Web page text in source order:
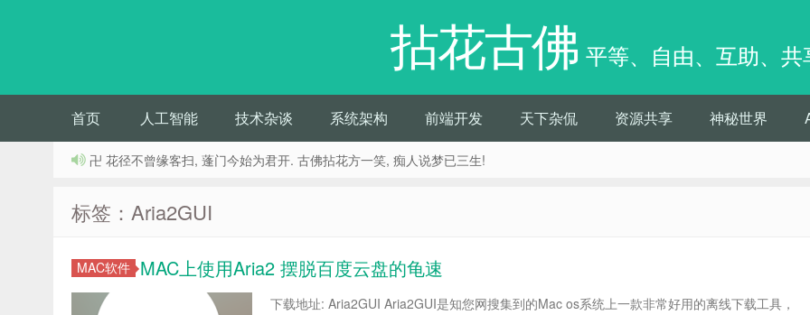
拈花古佛 平等、自由、互助、共
首页 人工智能 技术杂谈 系统架构 前端开发 天下杂侃 资源共享 神秘世界
卍 花径不曾缘客扫, 蓬门今始为君开. 古佛拈花方一笑, 痴人说梦已三生!
标签：Aria2GUI
MAC软件 MAC上使用Aria2 摆脱百度云盘的龟速
下载地址: Aria2GUI Aria2GUI是知您网搜集到的Mac os系统上一款非常好用的离线下载工具，